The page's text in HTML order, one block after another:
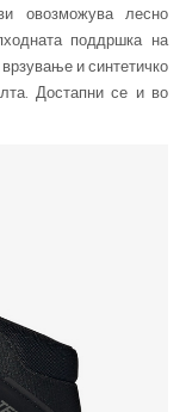
овозможува лесно
поддршка на
и синтетичко
Достапни се и во